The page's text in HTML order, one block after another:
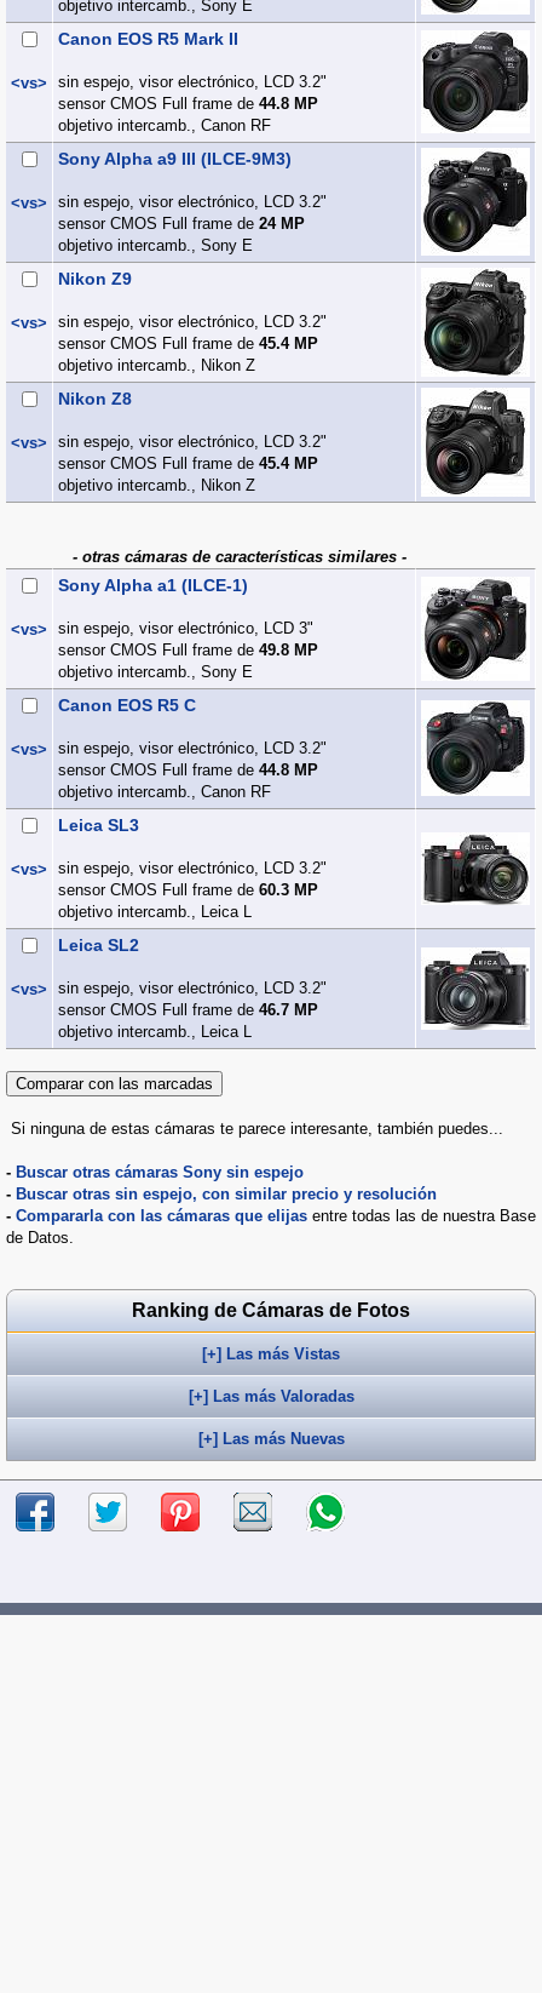
objetivo intercamb., Sony E
<vs>
Canon EOS R5 Mark II
sin espejo, visor electrónico, LCD 3.2"
sensor CMOS Full frame de 44.8 MP
objetivo intercamb., Canon RF
<vs>
Sony Alpha a9 III (ILCE-9M3)
sin espejo, visor electrónico, LCD 3.2"
sensor CMOS Full frame de 24 MP
objetivo intercamb., Sony E
<vs>
Nikon Z9
sin espejo, visor electrónico, LCD 3.2"
sensor CMOS Full frame de 45.4 MP
objetivo intercamb., Nikon Z
<vs>
Nikon Z8
sin espejo, visor electrónico, LCD 3.2"
sensor CMOS Full frame de 45.4 MP
objetivo intercamb., Nikon Z
- otras cámaras de características similares -
<vs>
Sony Alpha a1 (ILCE-1)
sin espejo, visor electrónico, LCD 3"
sensor CMOS Full frame de 49.8 MP
objetivo intercamb., Sony E
<vs>
Canon EOS R5 C
sin espejo, visor electrónico, LCD 3.2"
sensor CMOS Full frame de 44.8 MP
objetivo intercamb., Canon RF
<vs>
Leica SL3
sin espejo, visor electrónico, LCD 3.2"
sensor CMOS Full frame de 60.3 MP
objetivo intercamb., Leica L
<vs>
Leica SL2
sin espejo, visor electrónico, LCD 3.2"
sensor CMOS Full frame de 46.7 MP
objetivo intercamb., Leica L
Si ninguna de estas cámaras te parece interesante, también puedes...
- Buscar otras cámaras Sony sin espejo
- Buscar otras sin espejo, con similar precio y resolución
- Compararla con las cámaras que elijas entre todas las de nuestra Base
de Datos.
Ranking de Cámaras de Fotos
[+] Las más Vistas
[+] Las más Valoradas
[+] Las más Nuevas